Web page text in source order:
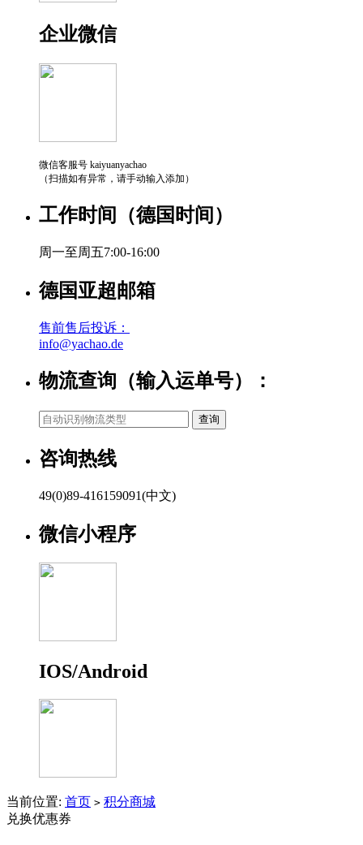
企业微信
微信客服号 kaiyuanyachao
（扫描如有异常，请手动输入添加）
工作时间（德国时间）
周一至周五7:00-16:00
德国亚超邮箱
售前售后投诉：
info@yachao.de
物流查询（输入运单号）：
咨询热线
49(0)89-416159091(中文)
微信小程序
IOS/Android
当前位置: 首页 > 积分商城
兑换优惠券